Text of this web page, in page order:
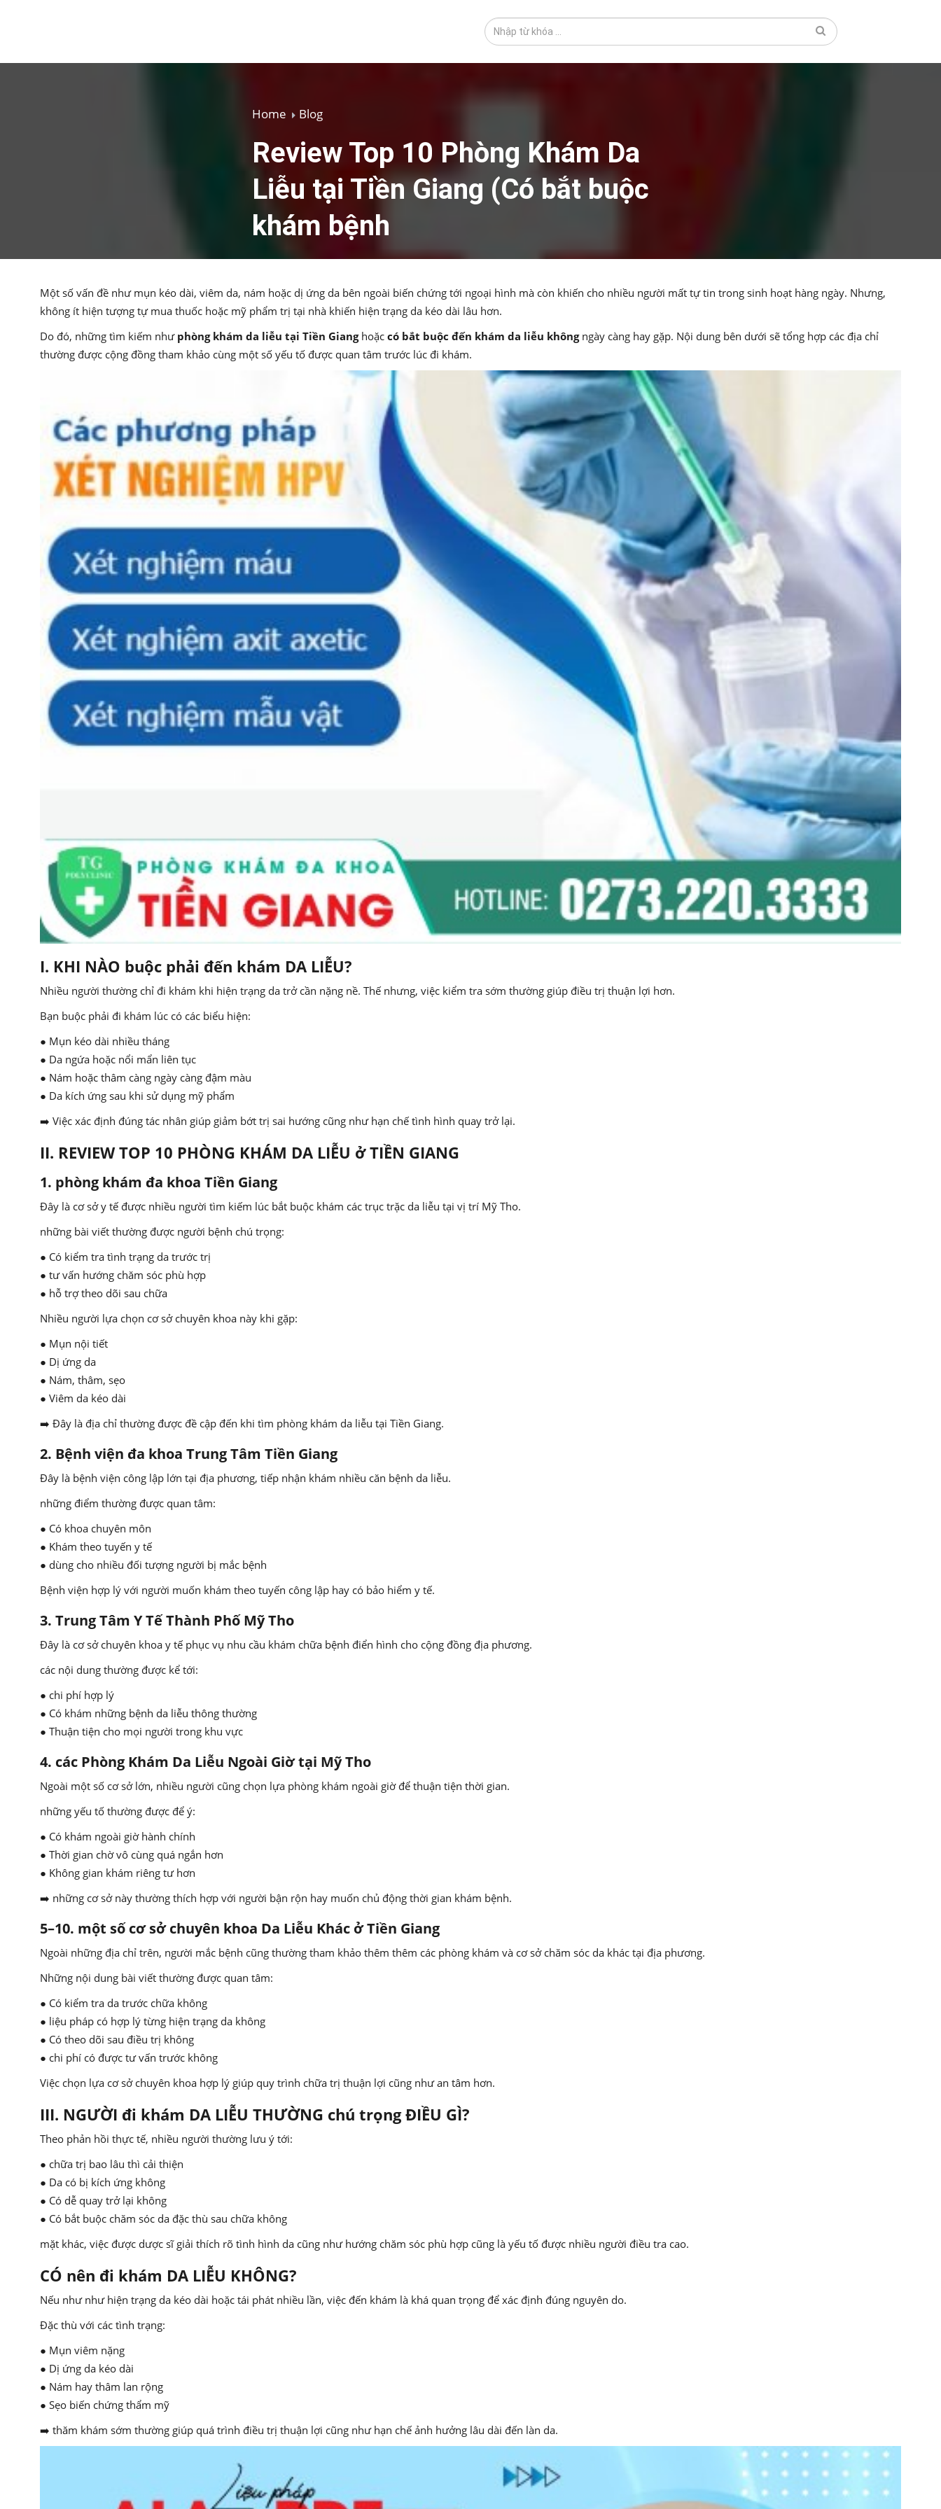
Home Blog
Review Top 10 Phòng Khám Da
Liễu tại Tiền Giang (Có bắt buộc
khám bệnh
Một số vấn đề như mụn kéo dài, viêm da, nám hoặc dị ứng da bên ngoài biến chứng tới ngoại hình mà còn khiến cho nhiều người mất tự tin trong sinh hoạt hàng ngày. Nhưng,
không ít hiện tượng tự mua thuốc hoặc mỹ phẩm trị tại nhà khiến hiện trạng da kéo dài lâu hơn.
Do đó, những tìm kiếm như phòng khám da liễu tại Tiền Gianghoặc có bắt buộc đến khám da liễu khôngngày càng hay gặp. Nội dung bên dưới sẽ tổng hợp các địa chỉ
thường được cộng đồng tham khảo cùng một số yếu tố được quan tâm trước lúc đi khám.
I. KHI NÀO buộc phải đến khám DA LIỄU?
Nhiều người thường chỉ đi khám khi hiện trạng da trở cần nặng nề. Thế nhưng, việc kiểm tra sớm thường giúp điều trị thuận lợi hơn.
Bạn buộc phải đi khám lúc có các biểu hiện:
● Mụn kéo dài nhiều tháng
● Da ngứa hoặc nổi mẩn liên tục
● Nám hoặc thâm càng ngày càng đậm màu
● Da kích ứng sau khi sử dụng mỹ phẩm
➡️ Việc xác định đúng tác nhân giúp giảm bớt trị sai hướng cũng như hạn chế tình hình quay trở lại.
II. REVIEW TOP 10 PHÒNG KHÁM DA LIỄU ở TIỀN GIANG
1. phòng khám đa khoa Tiền Giang
Đây là cơ sở y tế được nhiều người tìm kiếm lúc bắt buộc khám các trục trặc da liễu tại vị trí Mỹ Tho.
những bài viết thường được người bệnh chú trọng:
● Có kiểm tra tình trạng da trước trị
● tư vấn hướng chăm sóc phù hợp
● hỗ trợ theo dõi sau chữa
Nhiều người lựa chọn cơ sở chuyên khoa này khi gặp:
● Mụn nội tiết
● Dị ứng da
● Nám, thâm, sẹo
● Viêm da kéo dài
➡️ Đây là địa chỉ thường được đề cập đến khi tìm phòng khám da liễu tại Tiền Giang.
2. Bệnh viện đa khoa Trung Tâm Tiền Giang
Đây là bệnh viện công lập lớn tại địa phương, tiếp nhận khám nhiều căn bệnh da liễu.
những điểm thường được quan tâm:
● Có khoa chuyên môn
● Khám theo tuyến y tế
● dùng cho nhiều đối tượng người bị mắc bệnh
Bệnh viện hợp lý với người muốn khám theo tuyến công lập hay có bảo hiểm y tế.
3. Trung Tâm Y Tế Thành Phố Mỹ Tho
Đây là cơ sở chuyên khoa y tế phục vụ nhu cầu khám chữa bệnh điển hình cho cộng đồng địa phương.
các nội dung thường được kể tới:
● chi phí hợp lý
● Có khám những bệnh da liễu thông thường
● Thuận tiện cho mọi người trong khu vực
4. các Phòng Khám Da Liễu Ngoài Giờ tại Mỹ Tho
Ngoài một số cơ sở lớn, nhiều người cũng chọn lựa phòng khám ngoài giờ để thuận tiện thời gian.
những yếu tố thường được để ý:
● Có khám ngoài giờ hành chính
● Thời gian chờ vô cùng quá ngắn hơn
● Không gian khám riêng tư hơn
➡️ những cơ sở này thường thích hợp với người bận rộn hay muốn chủ động thời gian khám bệnh.
5–10. một số cơ sở chuyên khoa Da Liễu Khác ở Tiền Giang
Ngoài những địa chỉ trên, người mắc bệnh cũng thường tham khảo thêm thêm các phòng khám và cơ sở chăm sóc da khác tại địa phương.
Những nội dung bài viết thường được quan tâm:
● Có kiểm tra da trước chữa không
● liệu pháp có hợp lý từng hiện trạng da không
● Có theo dõi sau điều trị không
● chi phí có được tư vấn trước không
Việc chọn lựa cơ sở chuyên khoa hợp lý giúp quy trình chữa trị thuận lợi cũng như an tâm hơn.
III. NGƯỜI đi khám DA LIỄU THƯỜNG chú trọng ĐIỀU GÌ?
Theo phản hồi thực tế, nhiều người thường lưu ý tới:
● chữa trị bao lâu thì cải thiện
● Da có bị kích ứng không
● Có dễ quay trở lại không
● Có bắt buộc chăm sóc da đặc thù sau chữa không
mặt khác, việc được dược sĩ giải thích rõ tình hình da cũng như hướng chăm sóc phù hợp cũng là yếu tố được nhiều người điều tra cao.
CÓ nên đi khám DA LIỄU KHÔNG?
Nếu như như hiện trạng da kéo dài hoặc tái phát nhiều lần, việc đến khám là khá quan trọng để xác định đúng nguyên do.
Đặc thù với các tình trạng:
● Mụn viêm nặng
● Dị ứng da kéo dài
● Nám hay thâm lan rộng
● Sẹo biến chứng thẩm mỹ
➡️ thăm khám sớm thường giúp quá trình điều trị thuận lợi cũng như hạn chế ảnh hưởng lâu dài đến làn da.